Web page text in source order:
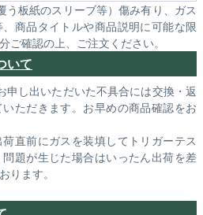
板紙のスリーブ等）傷み有り、ガス
商品タイトルや商品説明に可能な限
ご確認の上、ご注文ください。
いて
申し出いただいた不具合には交換・返
ただきます。お早めの商品確認をお
直前にガスを装填してトリガーテス
題が生じた場合はいったん出荷を差
ります。